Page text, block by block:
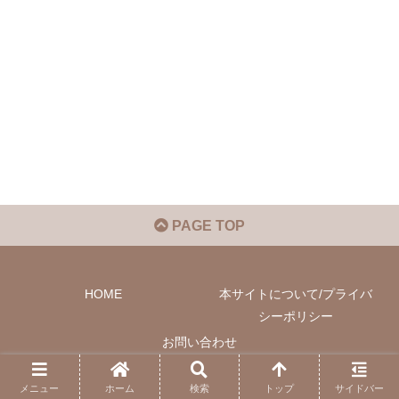
PAGE TOP
HOME
本サイトについて/プライバ
シーポリシー
お問い合わせ
© 2022 Phil-M Community.
メニュー ホーム 検索 トップ サイドバー